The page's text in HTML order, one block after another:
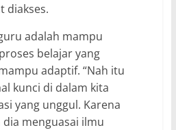
diakses.
adalah mampu
belajar yang
adaptif. “Nah itu
kunci di dalam kita
yang unggul. Karena
menguasai ilmu